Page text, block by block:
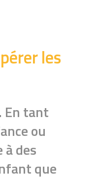
les
En tant
ou
des
que